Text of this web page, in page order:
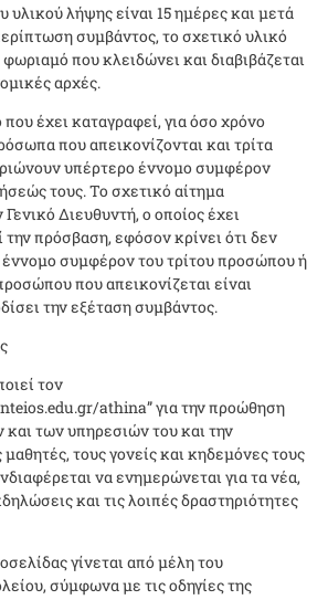
υλικού λήψης είναι 15 ημέρες και μετά
συμβάντος, το σχετικό υλικό
που κλειδώνει και διαβιβάζεται
αρχές.
έχει καταγραφεί, για όσο χρόνο
που απεικονίζονται και τρίτα
υπέρτερο έννομο συμφέρον
τους. Το σχετικό αίτημα
Γενικό Διευθυντή, ο οποίος έχει
την πρόσβαση, εφόσον κρίνει ότι δεν
έννομο συμφέρον του τρίτου προσώπου ή
που απεικονίζεται είναι
την εξέταση συμβάντος.
τον
.edu.gr/athina” για την προώθηση
των υπηρεσιών του και την
τους γονείς και κηδεμόνες τους
να ενημερώνεται για τα νέα,
και τις λοιπές δραστηριότητες
γίνεται από μέλη του
σύμφωνα με τις οδηγίες της